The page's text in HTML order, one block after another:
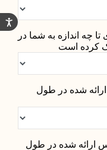
چه اندازه به شما در
کرده است
شده در طول
ارائه شده در طول